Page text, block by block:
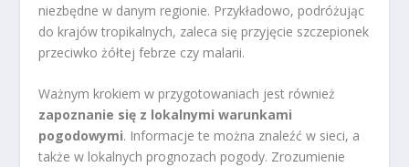
niezbędne w danym regionie. Przykładowo, podróżując
do krajów tropikalnych, zaleca się przyjęcie szczepionek
przeciwko żółtej febrze czy malarii.
Ważnym krokiem w przygotowaniach jest również
zapoznanie się z lokalnymi warunkami
pogodowymi. Informacje te można znaleźć w sieci, a
także w lokalnych prognozach pogody. Zrozumienie